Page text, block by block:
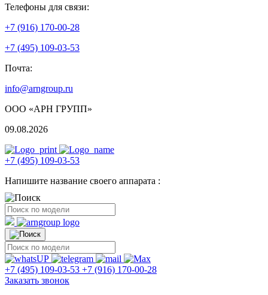
Телефоны для связи:
+7 (916) 170-00-28
+7 (495) 109-03-53
Почта:
info@arngroup.ru
ООО «АРН ГРУПП»
09.08.2026
+7 (495) 109-03-53
Напишите название своего аппарата :
+7 (495) 109-03-53 +7 (916) 170-00-28
Заказать звонок